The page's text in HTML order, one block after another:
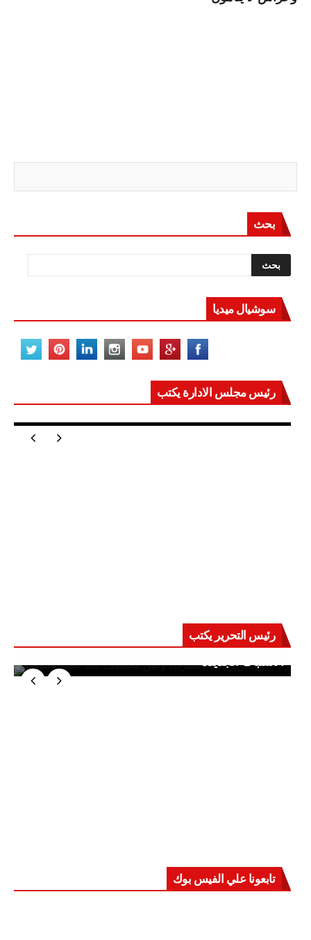
بحث
سوشيال ميديا
رئيس مجلس الادارة يكتب
مصر تعيد للعالم اتزانه
رئيس التحرير يكتب
حرب على العقول.. حادثة دمياط تكشف قواعد
الاشتباك الجديدة
تابعونا علي الفيس بوك